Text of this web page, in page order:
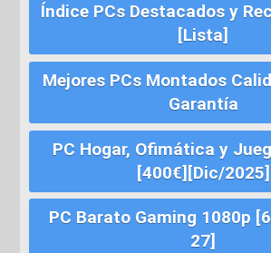
Índice PCs Destacados y
[Lista]
Mejores PCs Montados
Garantía
PC Hogar, Ofimática y
[400€][Dic/2025]
PC Barato Gaming 1080p
27]